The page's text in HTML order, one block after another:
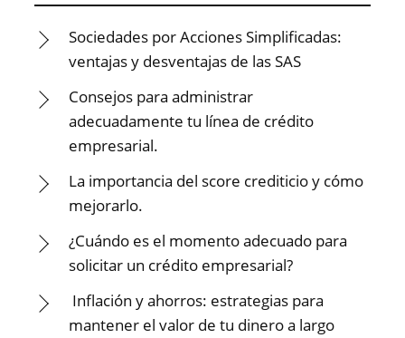
Sociedades por Acciones Simplificadas:
ventajas y desventajas de las SAS
Consejos para administrar
adecuadamente tu línea de crédito
empresarial.
La importancia del score crediticio y cómo
mejorarlo.
¿Cuándo es el momento adecuado para
solicitar un crédito empresarial?
Inflación y ahorros: estrategias para
mantener el valor de tu dinero a largo